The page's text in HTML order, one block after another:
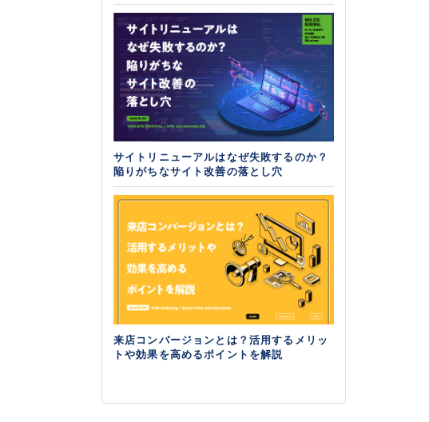
サイトリニューアルはなぜ失敗するのか？
陥りがちなサイト改善の落とし穴
来店コンバージョンとは？活用するメリッ
トや効果を高めるポイントを解説